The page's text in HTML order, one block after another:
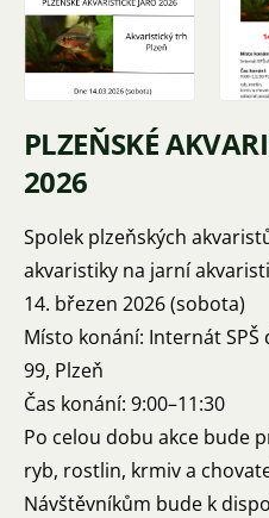
PLZEŇSKÉ
2026
Spolek plzeňských
akvaristiky na jarní
14. březen 2026 (sobota)
Místo konání: Internát
99, Plzeň
Čas konání: 9:00–11:30
Po celou dobu akce bude
ryb, rostlin, krmiv a
Návštěvníkům bude k